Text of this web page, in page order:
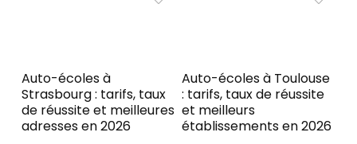
Auto-écoles à
Strasbourg : tarifs, taux
de réussite et meilleures
adresses en 2026
Auto-écoles à Toulouse
: tarifs, taux de réussite
et meilleurs
établissements en 2026